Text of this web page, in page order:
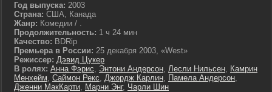
Год выпуска: 2003
Страна: США, Канада
Жанр: Комедии / .
Продолжительность: 1 ч 24 мин
Качество: BDRip
Премьера в России: 25 декабря 2003, «West»
Режиссер: Дэвид Цукер
В ролях: Анна Фэрис, Энтони Андерсон, Лесли Нильсен, Камрин
Менхейм, Саймон Рекс, Джордж Карлин, Памела Андерсон,
Дженни МакКарти, Марни Энг, Чарли Шин